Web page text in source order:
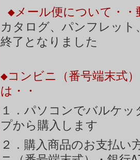
◆メール便について・・
カタログ、パンフレッ
終了となりました
◆コンビニ（番号端末式
は・・
１．パソコンでバルケッ
プから購入します
２．購入商品のお支払